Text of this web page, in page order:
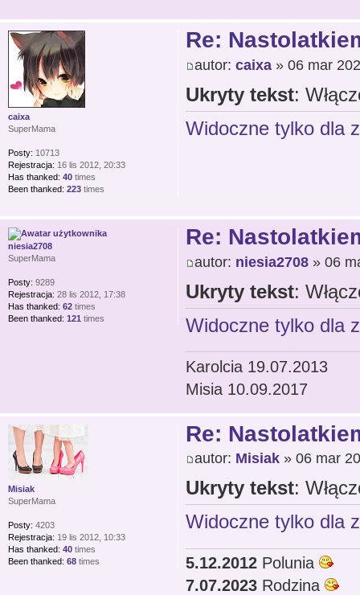
Re:
autor: caixa» 06 mar
Ukryty tekst:
Widoczne tylko dla
caixa
SuperMama
Posty: 10713
Rejestracja: 16 lis 2012, 20:33
Has thanked: 40 times
Been thanked: 223 times
Re:
autor: niesia2708» 06
Ukryty tekst:
Widoczne tylko dla
Karolcia 19.07.2013
Misia 10.09.2017
niesia2708
SuperMama
Posty: 9289
Rejestracja: 28 lis 2012, 17:38
Has thanked: 62 times
Been thanked: 121 times
Re:
autor: Misiak» 06 mar
Ukryty tekst:
Widoczne tylko dla
5.12.2012Polunia
7.07.2023Rodzina
Misiak
SuperMama
Posty: 4203
Rejestracja: 19 lis 2012, 10:33
Has thanked: 40 times
Been thanked: 68 times